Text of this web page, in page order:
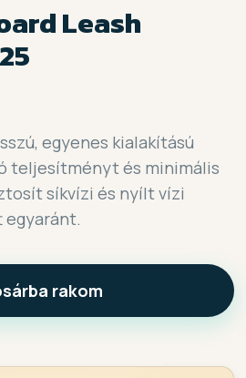
Leash
egyenes kialakítású
teljesítményt és minimális
síkvízi és nyílt vízi
egyaránt.
rakom